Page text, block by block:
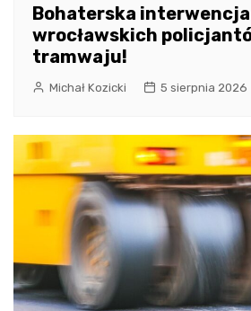
Bohaterska interwencja
wrocławskich
tramwaju!
Michał Kozicki 5 sierpnia 2026